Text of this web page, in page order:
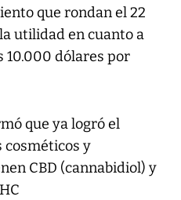
que rondan el 22
utilidad en cuanto a
10.000 dólares por
que ya logró el
cosméticos y
CBD (cannabidiol) y